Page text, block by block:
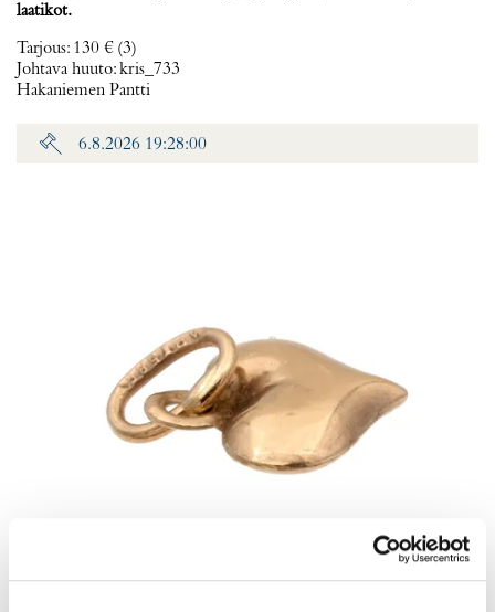
laatikot.
Tarjous: 130 € (3)
Johtava huuto:kris_733
Hakaniemen Pantti
6.8.2026 19:28:00